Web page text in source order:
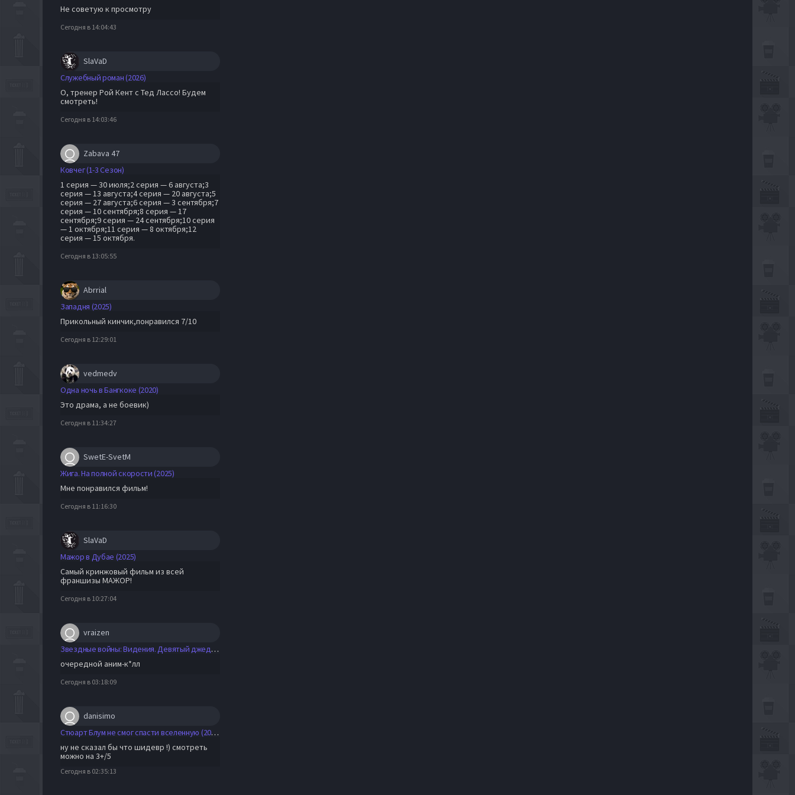
Не советую к просмотру
Сегодня в 14:04:43
SlaVaD
Служебный роман (2026)
О, тренер Рой Кент с Тед Лассо! Будем
смотреть!
Сегодня в 14:03:46
Zabava 47
Ковчег (1-3 Сезон)
1 серия — 30 июля;2 серия — 6 августа;3
серия — 13 августа;4 серия — 20 августа;5
серия — 27 августа;6 серия — 3 сентября;7
серия — 10 сентября;8 серия — 17
сентября;9 серия — 24 сентября;10 серия
— 1 октября;11 серия — 8 октября;12
серия — 15 октября.
Сегодня в 13:05:55
Abrrial
Западня (2025)
Прикольный кинчик,понравился 7/10
Сегодня в 12:29:01
vedmedv
Одна ночь в Бангкоке (2020)
Это драма, а не боевик)
Сегодня в 11:34:27
SwetE-SvetM
Жига. На полной скорости (2025)
Мне понравился фильм!
Сегодня в 11:16:30
SlaVaD
Мажор в Дубае (2025)
Самый кринжовый фильм из всей
франшизы МАЖОР!
Сегодня в 10:27:04
vraizen
Звездные войны: Видения. Девятый джедай (2026)
очередной аним-к*лл
Сегодня в 03:18:09
danisimo
Стюарт Блум не смог спасти вселенную (2026)
ну не сказал бы что шидевр !) смотреть
можно на 3+/5
Сегодня в 02:35:13